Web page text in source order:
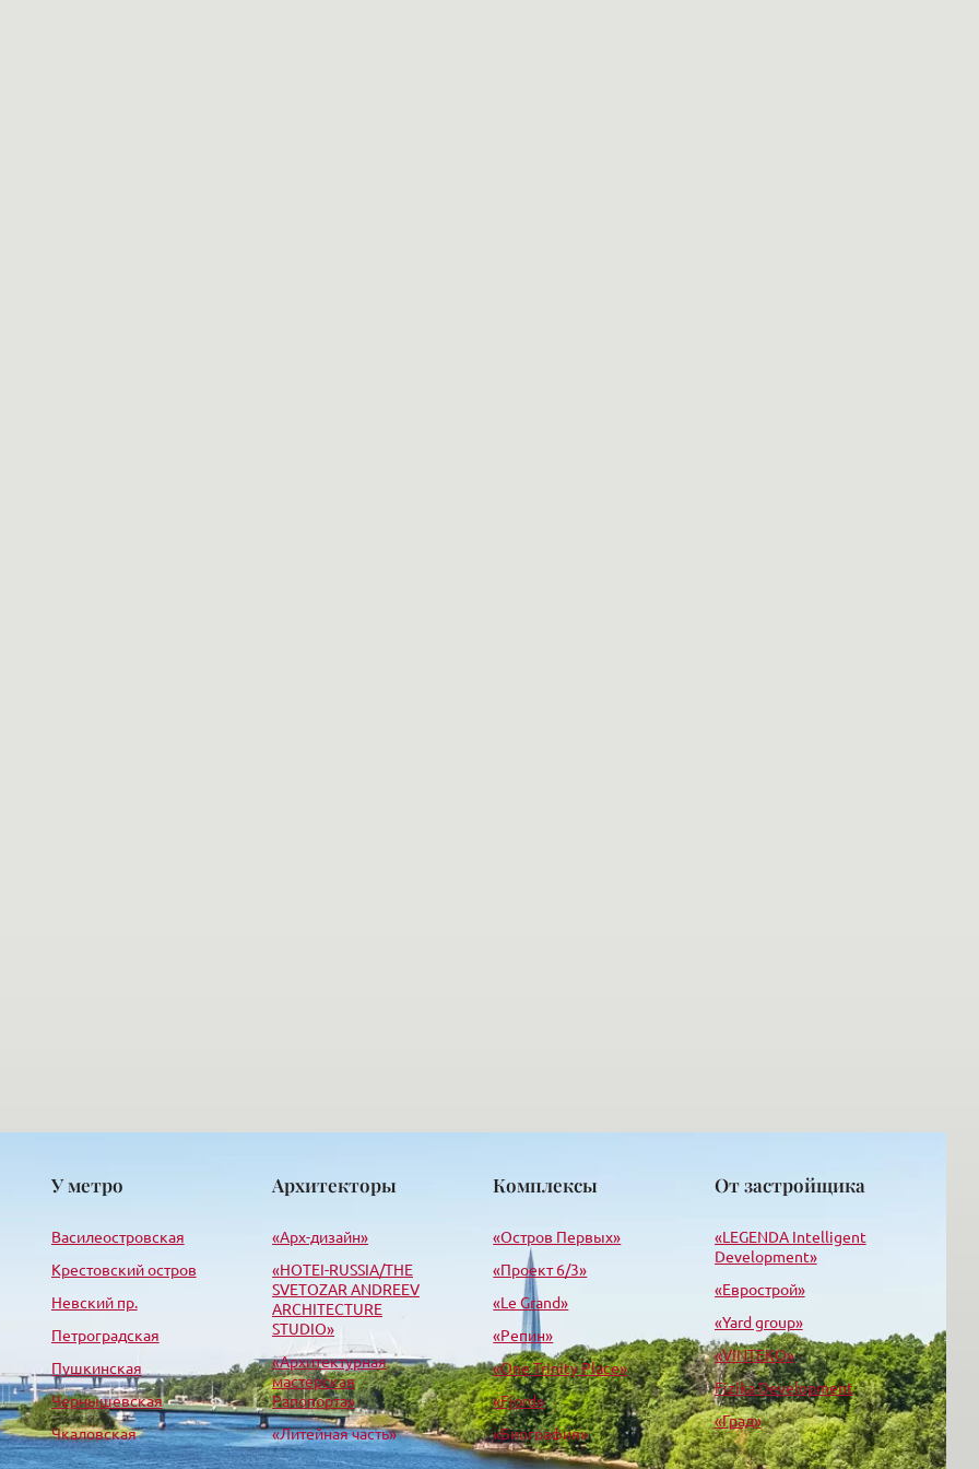
У метро
Василеостровская
Крестовский остров
Невский пр.
Петроградская
Пушкинская
Чернышевская
Чкаловская
Архитекторы
«Арх-дизайн»
«HОTEI-RUSSIA/THE
SVETOZAR ANDREEV
ARCHITECTURE
STUDIO»
«Архитектурная
мастерская
Рапопорта»
«Литейная часть»
Комплексы
«Остров Первых»
«Проект 6/3»
«Le Grand»
«Репин»
«One Trinity Place»
«Fjord»
«Биография»
От застройщика
«LEGENDA Intelligent
Development»
«Еврострой»
«Yard group»
«VINTEKO»
Fizika Development
«Град»
«Гранд фамилия»